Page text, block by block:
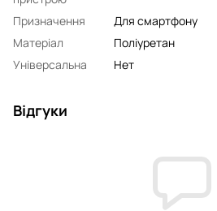
Призначення
Для смартфону
Матеріал
Поліуретан
Універсальна
Нет
Відгуки